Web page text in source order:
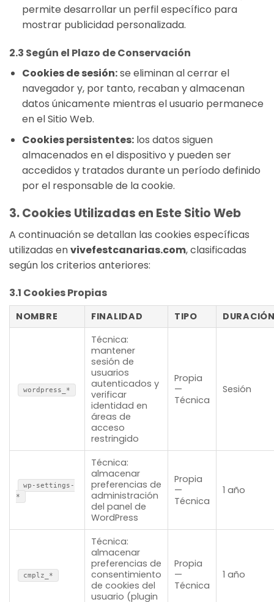
permite desarrollar un perfil específico para
mostrar publicidad personalizada.
2.3 Según el Plazo de Conservación
Cookies de sesión:se eliminan al cerrar el
navegador y, por tanto, recaban y almacenan
datos únicamente mientras el usuario permanece
en el Sitio Web.
Cookies persistentes:los datos siguen
almacenados en el dispositivo y pueden ser
accedidos y tratados durante un período definido
por el responsable de la cookie.
3. Cookies Utilizadas en Este Sitio Web
A continuación se detallan las cookies específicas
utilizadas envivefestcanarias.com, clasificadas
según los criterios anteriores:
3.1 Cookies Propias
NOMBRE FINALIDAD TIPO
wordpress_*
Técnica:
mantener
sesión de
usuarios
autenticados y
verificar
identidad en
áreas de
acceso
restringido
Propia
—
Técnica
Sesión
wp-settings-
*
Técnica:
almacenar
preferencias de
administración
del panel de
WordPress
Propia
—
Técnica
1 año
cmplz_*
Técnica:
almacenar
preferencias de
consentimiento
de cookies del
usuario (plugin
Propia
—
Técnica
1 año